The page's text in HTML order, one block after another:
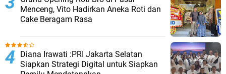
Menceng, Vito Hadirkan Aneka Roti dan
Cake Beragam Rasa
Diana Irawati :PRI Jakarta Selatan
Siapkan Strategi Digital untuk Siapkan